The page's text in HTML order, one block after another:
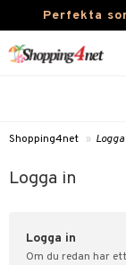
Perfekta
Kontaktlinser
Hälsokost
Fitness
Shopping4net »
Logga in
Logga in
Om du redan har